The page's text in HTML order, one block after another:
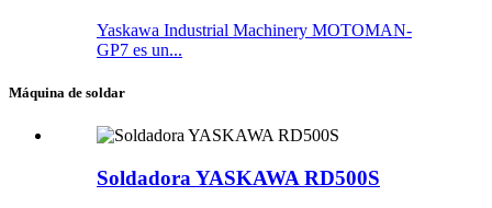
Yaskawa Industrial Machinery MOTOMAN-
GP7 es un...
Máquina de soldar
Soldadora YASKAWA RD500S